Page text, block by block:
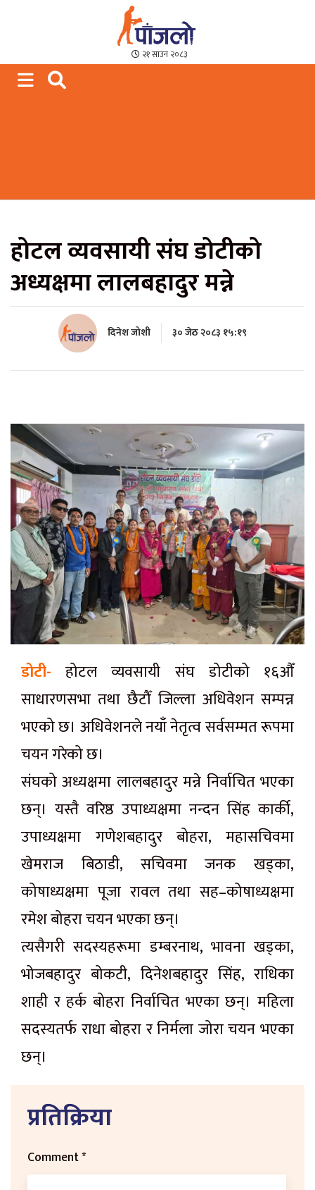
Paajalo News
We are from Far West Nepal
२१ साउन २०८३
होटल व्यवसायी संघ डोटीको
अध्यक्षमा लालबहादुर मन्ने
दिनेश जोशी ३० जेठ २०८३ १५:१९
डोटी- होटल व्यवसायी संघ डोटीको १६औँ
साधारणसभा तथा छैटौँ जिल्ला अधिवेशन सम्पन्न
भएको छ। अधिवेशनले नयाँ नेतृत्व सर्वसम्मत रूपमा
चयन गरेको छ।
संघको अध्यक्षमा लालबहादुर मन्ने निर्वाचित भएका
छन्। यस्तै वरिष्ठ उपाध्यक्षमा नन्दन सिंह कार्की,
उपाध्यक्षमा गणेशबहादुर बोहरा, महासचिवमा
खेमराज बिठाडी, सचिवमा जनक खड्का,
कोषाध्यक्षमा पूजा रावल तथा सह–कोषाध्यक्षमा
रमेश बोहरा चयन भएका छन्।
त्यसैगरी सदस्यहरूमा डम्बरनाथ, भावना खड्का,
भोजबहादुर बोकटी, दिनेशबहादुर सिंह, राधिका
शाही र हर्क बोहरा निर्वाचित भएका छन्। महिला
सदस्यतर्फ राधा बोहरा र निर्मला जोरा चयन भएका
छन्।
प्रतिक्रिया
Comment*